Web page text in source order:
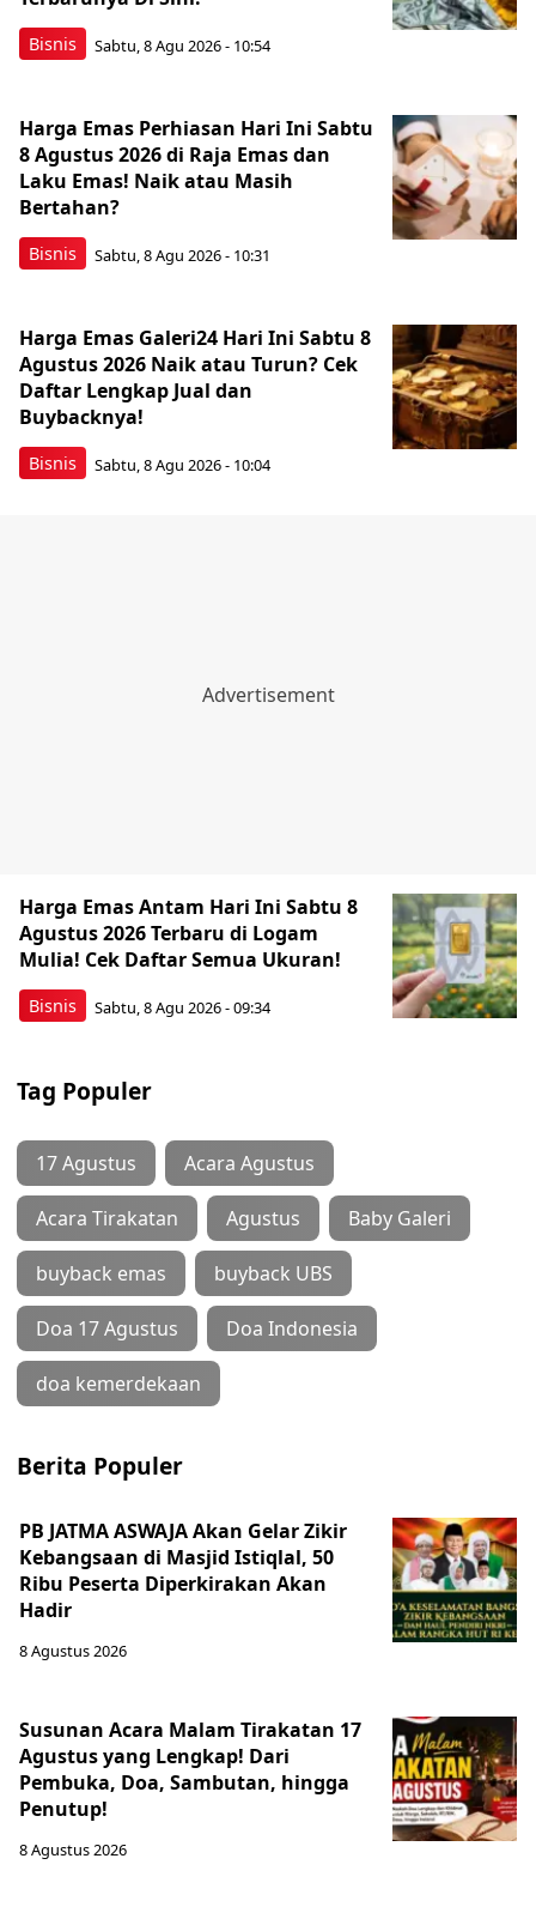
Bisnis Sabtu, 8 Agu 2026 - 10:54
Bisnis
Harga Emas Perhiasan Hari Ini Sabtu
8 Agustus 2026 di Raja Emas dan
Laku Emas! Naik atau Masih
Bertahan?
Sabtu, 8 Agu 2026 - 10:31
Bisnis
Harga Emas Galeri24 Hari Ini Sabtu 8
Agustus 2026 Naik atau Turun? Cek
Daftar Lengkap Jual dan
Buybacknya!
Sabtu, 8 Agu 2026 - 10:04
Bisnis
Harga Emas Antam Hari Ini Sabtu 8
Agustus 2026 Terbaru di Logam
Mulia! Cek Daftar Semua Ukuran!
Sabtu, 8 Agu 2026 - 09:34
Tag Populer
17 Agustus Acara Agustus
Acara Tirakatan Agustus Baby Galeri
buyback emas buyback UBS
Doa 17 Agustus Doa Indonesia
doa kemerdekaan
Berita Populer
PB JATMA ASWAJA Akan Gelar Zikir
Kebangsaan di Masjid Istiqlal, 50
Ribu Peserta Diperkirakan Akan
Hadir
8 Agustus 2026
Susunan Acara Malam Tirakatan 17
Agustus yang Lengkap! Dari
Pembuka, Doa, Sambutan, hingga
Penutup!
8 Agustus 2026